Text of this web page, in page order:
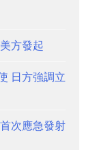
方發起
日方強調立
次應急發射